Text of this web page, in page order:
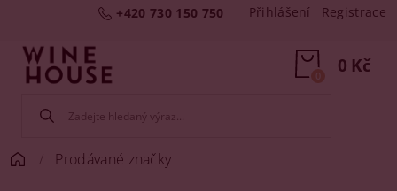
+420 730 150 750 Přihlášení Registrace
0 Kč
0
Prodávané značky